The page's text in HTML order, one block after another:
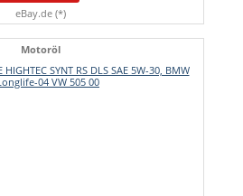
eBay.de (*)
Motoröl